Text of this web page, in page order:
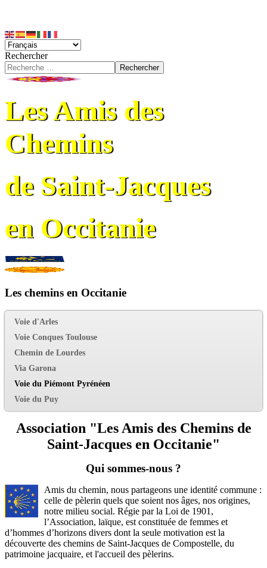
Rechercher
Rechercher
Les Amis des
Chemins
de Saint-Jacques
en Occitanie
Les chemins en Occitanie
Voie d'Arles
Voie Conques Toulouse
Chemin de Lourdes
Via Garona
Voie du Piémont Pyrénéen
Voie du Puy
Association "Les Amis des Chemins de
Saint-Jacques en Occitanie"
Qui sommes-nous ?
Amis du chemin, nous partageons une identité commune :
celle de pèlerin quels que soient nos âges, nos origines,
notre milieu social. Régie par la Loi de 1901,
l’Association, laïque, est constituée de femmes et
d’hommes d’horizons divers dont la seule motivation est la
découverte des chemins de Saint-Jacques de Compostelle, du
patrimoine jacquaire, et l'accueil des pèlerins.